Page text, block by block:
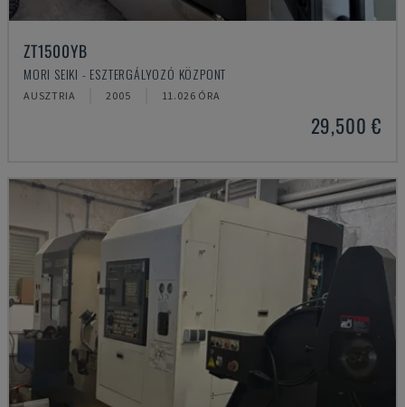
ZT1500YB
MORI SEIKI - ESZTERGÁLYOZÓ KÖZPONT
AUSZTRIA 2005 11.026 ÓRA
29,500 €